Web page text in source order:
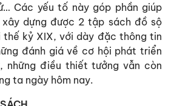
Các yếu tố này góp phần giúp
dựng được 2 tập sách đồ sộ
thế kỷ XIX, với dày đặc thông tin
đánh giá về cơ hội phát triển
những điều thiết tưởng vẫn còn
ta ngày hôm nay.